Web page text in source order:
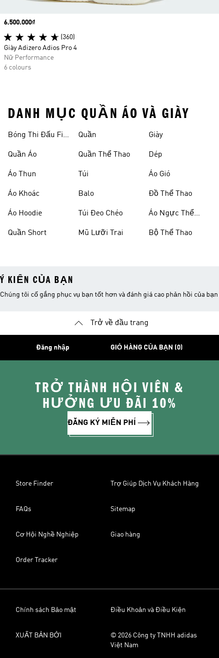
Price
6.500.000₫
(360)
Giày Adizero Adios Pro 4
Nữ Performance
6 colours
DANH MỤC QUẦN ÁO VÀ GIÀY
Bóng Thi Đấu Fifa
Quần Áo
Áo Thun
Áo Khoác
Áo Hoodie
Quần Short
Quần
Quần Thể Thao
Túi
Balo
Túi Đeo Chéo
Mũ Lưỡi Trai
Giày
Dép
Áo Gió
Đồ Thể Thao
Áo Ngực Thể
Bộ Thể Thao
Ý KIẾN CỦA BẠN
Chúng tôi cố gắng phục vụ bạn tốt hơn và đánh giá cao phản hồi của bạn
Trở về đầu trang
Đăng nhập GIỎ HÀNG CỦA BẠN (0)
TRỞ THÀNH HỘI VIÊN &
HƯỞNG ƯU ĐÃI 10%
ĐĂNG KÝ MIỄN PHÍ
Store Finder Trợ Giúp Dịch Vụ Khách Hàng
FAQs Sitemap
Cơ Hội Nghề Nghiệp Giao hàng
Order Tracker
Chính sách Bảo mật Điều Khoản và Điều Kiện
XUẤT BẢN BỞI
© 2026 Công ty TNHH adidas
Việt Nam